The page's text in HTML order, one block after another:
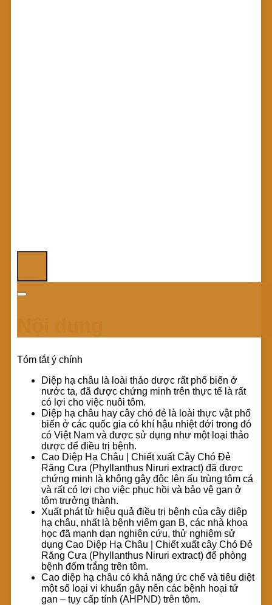
Tóm tắt ý chính
Diệp hạ châu là loài thảo dược rất phổ biến ở
nước ta, đã được chứng minh trên thực tế là rất
có lợi cho việc nuôi tôm.
Diệp hạ châu hay cây chó đẻ là loài thực vật phổ
biến ở các quốc gia có khí hậu nhiệt đới trong đó
có Việt Nam và được sử dụng như một loại thảo
dược để điều trị bệnh.
Cao Diệp Hạ Châu | Chiết xuất Cây Chó Đẻ
Răng Cưa (Phyllanthus Niruri extract) đã được
chứng minh là không gây độc lên ấu trùng tôm cá
và rất có lợi cho việc phục hồi và bảo vệ gan ở
tôm trưởng thành.
Xuất phát từ hiệu quả điều trị bệnh của cây diệp
hạ châu, nhất là bệnh viêm gan B, các nhà khoa
học đã mạnh dạn nghiên cứu, thử nghiệm sử
dụng Cao Diệp Hạ Châu | Chiết xuất cây Chó Đẻ
Răng Cưa (Phyllanthus Niruri extract) để phòng
bệnh đốm trắng trên tôm.
Cao diệp hạ châu có khả năng ức chế và tiêu diệt
một số loại vi khuẩn gây nên các bệnh hoại tử
gan – tụy cấp tính (AHPND) trên tôm.